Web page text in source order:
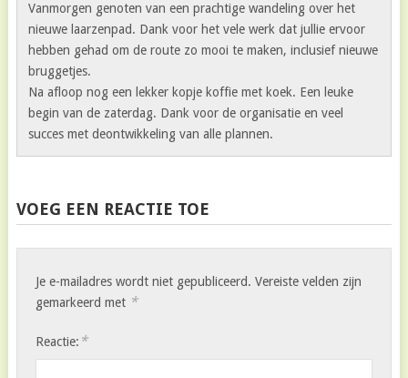
Vanmorgen genoten van een prachtige wandeling over het
nieuwe laarzenpad. Dank voor het vele werk dat jullie ervoor
hebben gehad om de route zo mooi te maken, inclusief nieuwe
bruggetjes.
Na afloop nog een lekker kopje koffie met koek. Een leuke
begin van de zaterdag. Dank voor de organisatie en veel
succes met deontwikkeling van alle plannen.
VOEG EEN REACTIE TOE
Je e-mailadres wordt niet gepubliceerd. Vereiste velden zijn
gemarkeerd met *
Reactie: *